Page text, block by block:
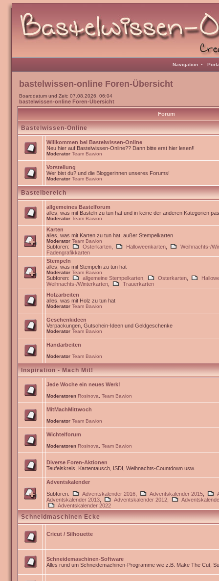
Navigation •
bastelwissen-online Foren-Übersicht
Boarddatum und Zeit: 07.08.2026, 06:04
bastelwissen-online Foren-Übersicht
Forum
Bastelwissen-Online
Willkommen bei Bastelwissen-Online
Neu hier auf Bastelwissen-Online?? Dann bitte erst hier lesen!!
Moderator Team Bawion
Vorstellung
Wer bist du? und die Bloggerinnen unseres Forums!
Moderator Team Bawion
Bastelbereich
allgemeines Bastelforum
alles, was mit Basteln zu tun hat und in keine der anderen Kategorien
Moderator Team Bawion
Karten
alles, was mit Karten zu tun hat, außer Stempelkarten
Moderator Team Bawion
Subforen: Osterkarten Halloweenkarten
Weihnachts-/
Fadengrafikkarten
Stempeln
alles, was mit Stempeln zu tun hat
Moderator Team Bawion
Subforen: allgemeine Stempelkarten Osterkarten
Weihnachts-/Winterkarten
Trauerkarten
Holzarbeiten
alles, was mit Holz zu tun hat
Moderator Team Bawion
Geschenkideen
Verpackungen, Gutschein-Ideen und Geldgeschenke
Moderator Team Bawion
Handarbeiten
Moderator Team Bawion
Inspiration - Mach Mit!
Jede Woche ein neues Werk!
Moderatoren Rosinova Team Bawion
MitMachMittwoch
Moderator Team Bawion
Wichtelforum
Moderatoren Rosinova Team Bawion
Diverse Foren-Aktionen
Teufelskreis, Kartentausch, ISDI, Weihnachts-Countdown usw.
Adventskalender
Subforen:
Adventskalender 2016 Adventskalender 2015
Adventskalender 2013
Adventskalender 2012
Adventskalender 2022
Schneidmaschinen Ecke
Cricut / Silhouette
Schneidemaschinen-Software
Alles rund um Schneidemachinen-Programme wie z.B. Make The Cut,